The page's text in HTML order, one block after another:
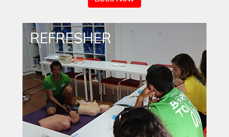
REFRESHER